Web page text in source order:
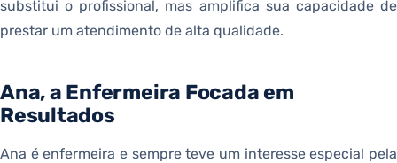
substitui o profissional, mas amplifica sua capacidade de
prestar um atendimento de alta qualidade.
Ana, a Enfermeira Focada em
Resultados
Ana é enfermeira e sempre teve um interesse especial pela